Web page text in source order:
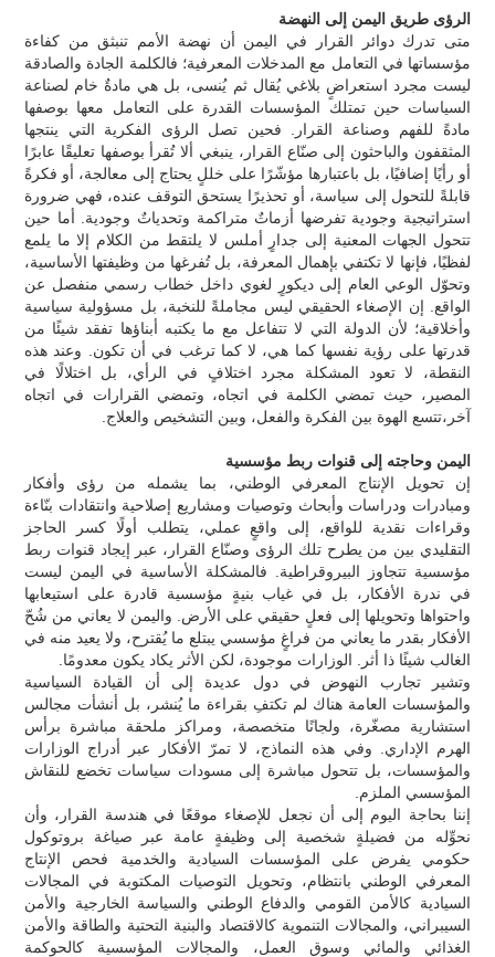
الرؤى طريق اليمن إلى النهضة
متى تدرك دوائر القرار في اليمن أن نهضة الأمم تنبثق من كفاءة
مؤسساتها في التعامل مع المدخلات المعرفية؛ فالكلمة الجادة والصادقة
ليست مجرد استعراضٍ بلاغي يُقال ثم يُنسى، بل هي مادةٌ خام لصناعة
السياسات حين تمتلك المؤسسات القدرة على التعامل معها بوصفها
مادةً للفهم وصناعة القرار. فحين تصل الرؤى الفكرية التي ينتجها
المثقفون والباحثون إلى صنّاع القرار، ينبغي ألا تُقرأ بوصفها تعليقًا عابرًا
أو رأيًا إضافيًا، بل باعتبارها مؤشّرًا على خللٍ يحتاج إلى معالجة، أو فكرةً
قابلةً للتحول إلى سياسة، أو تحذيرًا يستحق التوقف عنده، فهي ضرورة
استراتيجية وجودية تفرضها أزماتٌ متراكمة وتحدياتٌ وجودية. أما حين
تتحول الجهات المعنية إلى جدارٍ أملس لا يلتقط من الكلام إلا ما يلمع
لفظيًا، فإنها لا تكتفي بإهمال المعرفة، بل تُفرغها من وظيفتها الأساسية،
وتحوّل الوعي العام إلى ديكورٍ لغوي داخل خطاب رسمي منفصل عن
الواقع. إن الإصغاء الحقيقي ليس مجاملةً للنخبة، بل مسؤولية سياسية
وأخلاقية؛ لأن الدولة التي لا تتفاعل مع ما يكتبه أبناؤها تفقد شيئًا من
قدرتها على رؤية نفسها كما هي، لا كما ترغب في أن تكون. وعند هذه
النقطة، لا تعود المشكلة مجرد اختلافٍ في الرأي، بل اختلالًا في
المصير، حيث تمضي الكلمة في اتجاه، وتمضي القرارات في اتجاه
آخر،تتسع الهوة بين الفكرة والفعل، وبين التشخيص والعلاج.
اليمن وحاجته إلى قنوات ربط مؤسسية
إن تحويل الإنتاج المعرفي الوطني، بما يشمله من رؤى وأفكار
ومبادرات ودراسات وأبحاث وتوصيات ومشاريع إصلاحية وانتقادات بنّاءة
وقراءات نقدية للواقع، إلى واقعٍ عملي، يتطلب أولًا كسر الحاجز
التقليدي بين من يطرح تلك الرؤى وصنّاع القرار، عبر إيجاد قنوات ربط
مؤسسية تتجاوز البيروقراطية. فالمشكلة الأساسية في اليمن ليست
في ندرة الأفكار، بل في غياب بنيةٍ مؤسسية قادرة على استيعابها
واحتواها وتحويلها إلى فعلٍ حقيقي على الأرض. واليمن لا يعاني من شُحّ
الأفكار بقدر ما يعاني من فراغٍ مؤسسي يبتلع ما يُقترح، ولا يعيد منه في
الغالب شيئًا ذا أثر. الوزارات موجودة، لكن الأثر يكاد يكون معدومًا.
وتشير تجارب النهوض في دول عديدة إلى أن القيادة السياسية
والمؤسسات العامة هناك لم تكتفِ بقراءة ما يُنشر، بل أنشأت مجالس
استشارية مصغّرة، ولجانًا متخصصة، ومراكز ملحقة مباشرة برأس
الهرم الإداري. وفي هذه النماذج، لا تمرّ الأفكار عبر أدراج الوزارات
والمؤسسات، بل تتحول مباشرة إلى مسودات سياسات تخضع للنقاش
المؤسسي الملزم.
إننا بحاجة اليوم إلى أن نجعل للإصغاء موقعًا في هندسة القرار، وأن
نحوِّله من فضيلةٍ شخصية إلى وظيفةٍ عامة عبر صياغة بروتوكول
حكومي يفرض على المؤسسات السيادية والخدمية فحص الإنتاج
المعرفي الوطني بانتظام، وتحويل التوصيات المكتوبة في المجالات
السيادية كالأمن القومي والدفاع الوطني والسياسة الخارجية والأمن
السيبراني، والمجالات التنموية كالاقتصاد والبنية التحتية والطاقة والأمن
الغذائي والمائي وسوق العمل، والمجالات المؤسسية كالحوكمة